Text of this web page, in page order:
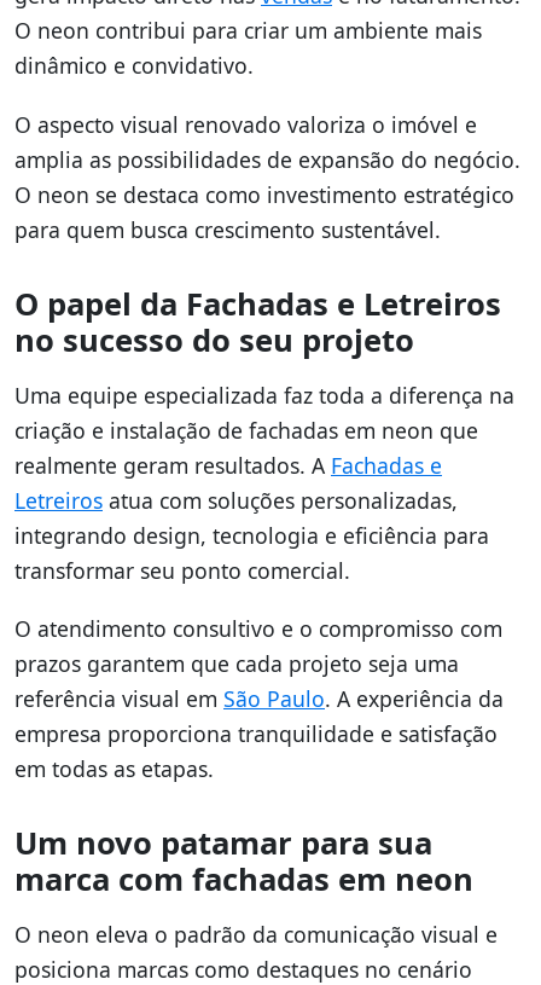
O neon contribui para criar um ambiente mais
dinâmico e convidativo.
O aspecto visual renovado valoriza o imóvel e
amplia as possibilidades de expansão do negócio.
O neon se destaca como investimento estratégico
para quem busca crescimento sustentável.
O papel da Fachadas e Letreiros
no sucesso do seu projeto
Uma equipe especializada faz toda a diferença na
criação e instalação de fachadas em neon que
realmente geram resultados. A Fachadas e
Letreiros atua com soluções personalizadas,
integrando design, tecnologia e eficiência para
transformar seu ponto comercial.
O atendimento consultivo e o compromisso com
prazos garantem que cada projeto seja uma
referência visual em São Paulo. A experiência da
empresa proporciona tranquilidade e satisfação
em todas as etapas.
Um novo patamar para sua
marca com fachadas em neon
O neon eleva o padrão da comunicação visual e
posiciona marcas como destaques no cenário